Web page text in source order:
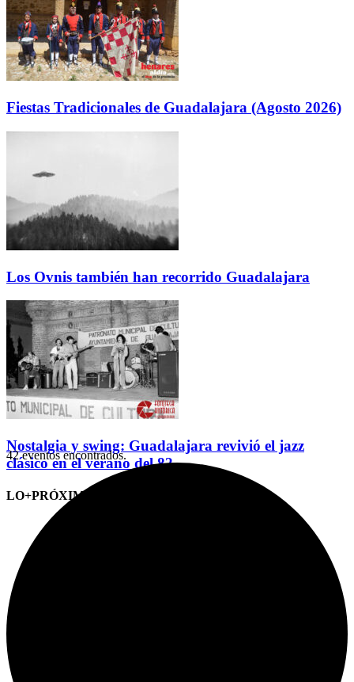
Fiestas Tradicionales de Guadalajara (Agosto 2026)
Los Ovnis también han recorrido Guadalajara
Nostalgia y swing: Guadalajara revivió el jazz
clásico en el verano del 82
LO+PRÓXIMO (CITAS)
42 eventos encontrados.